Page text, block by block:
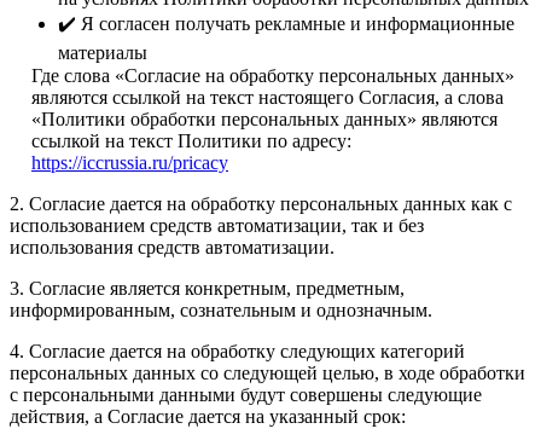
✔️ Я согласен получать рекламные и информационные
материалы
Где слова «Согласие на обработку персональных данных»
являются ссылкой на текст настоящего Согласия, а слова
«Политики обработки персональных данных» являются
ссылкой на текст Политики по адресу:
https://iccrussia.ru/pricacy
2. Согласие дается на обработку персональных данных как с
использованием средств автоматизации, так и без
использования средств автоматизации.
3. Согласие является конкретным, предметным,
информированным, сознательным и однозначным.
4. Согласие дается на обработку следующих категорий
персональных данных со следующей целью, в ходе обработки
с персональными данными будут совершены следующие
действия, а Согласие дается на указанный срок: